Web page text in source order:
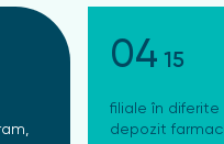
04 15
filiale în diferite
depozit